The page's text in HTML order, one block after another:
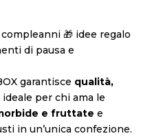
🎁 idee regalo
di pausa e
garantisce qualità,
ideale per chi ama le
e fruttate e
in un’unica confezione.